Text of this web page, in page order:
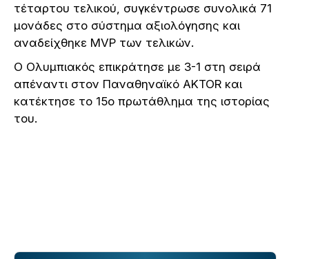
τέταρτου τελικού, συγκέντρωσε συνολικά 71
μονάδες στο σύστημα αξιολόγησης και
αναδείχθηκε MVP των τελικών.
Ο Ολυμπιακός επικράτησε με 3-1 στη σειρά
απέναντι στον Παναθηναϊκό AKTOR και
κατέκτησε το 15ο πρωτάθλημα της ιστορίας
του.